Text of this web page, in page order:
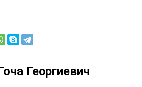
Георгиевич